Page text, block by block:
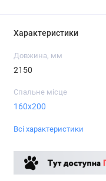
Характеристики
Довжина, мм
2150
Спальне місце
160x200
Всі характеристики